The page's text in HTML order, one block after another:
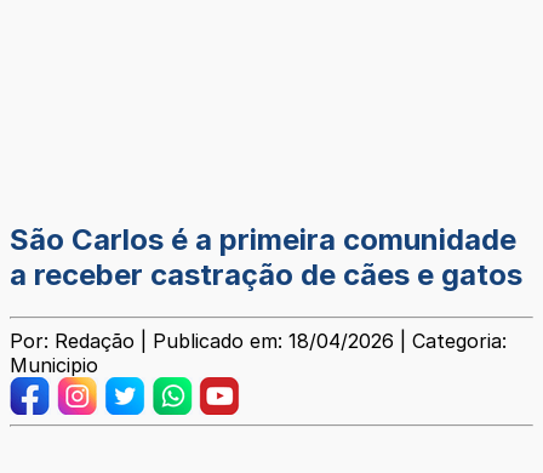
São Carlos é a primeira comunidade
a receber castração de cães e gatos
Por: Redação | Publicado em: 18/04/2026 | Categoria:
Municipio